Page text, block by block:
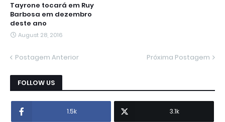
Tayrone tocará em Ruy
Barbosa em dezembro
deste ano
August 28, 2016
Postagem Anterior Próxima Postagem
FOLLOW US
1.5k 3.1k